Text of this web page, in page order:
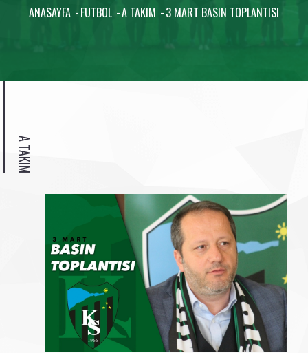
ANASAYFA FUTBOL A TAKIM 3 MART BASIN TOPLANTISI
A TAKIM